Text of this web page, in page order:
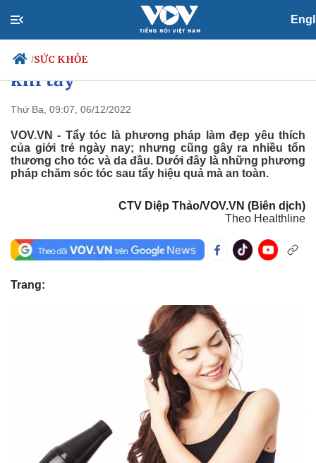
/SỨC KHỎE
Chính trị
Đảng
Tổ chức nhân sự
Quốc hội
Xã hội
Tin 24h
Dự báo thời tiết
Giáo dục
Việc làm
SỨC KHỎE
Phương pháp chăm sóc tóc sau
khi tẩy
Thứ Ba, 09:07, 06/12/2022
VOV.VN - Tẩy tóc là phương pháp làm đẹp yêu thích
của giới trẻ ngày nay; nhưng cũng gây ra nhiều tổn
thương cho tóc và da đầu. Dưới đây là những phương
pháp chăm sóc tóc sau tẩy hiệu quả mà an toàn.
CTV Diệp Thảo/VOV.VN (Biên dịch)
Theo Healthline
Trang: